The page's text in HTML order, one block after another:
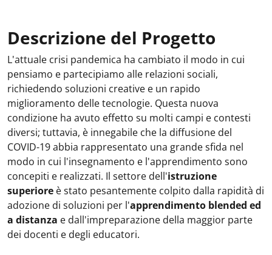
Descrizione del Progetto
L'attuale crisi pandemica ha cambiato il modo in cui
pensiamo e partecipiamo alle relazioni sociali,
richiedendo soluzioni creative e un rapido
miglioramento delle tecnologie. Questa nuova
condizione ha avuto effetto su molti campi e contesti
diversi; tuttavia, è innegabile che la diffusione del
COVID-19 abbia rappresentato una grande sfida nel
modo in cui l'insegnamento e l'apprendimento sono
concepiti e realizzati. Il settore dell'istruzione
superiore è stato pesantemente colpito dalla rapidità di
adozione di soluzioni per l'apprendimento blended ed
a distanza e dall'impreparazione della maggior parte
dei docenti e degli educatori.